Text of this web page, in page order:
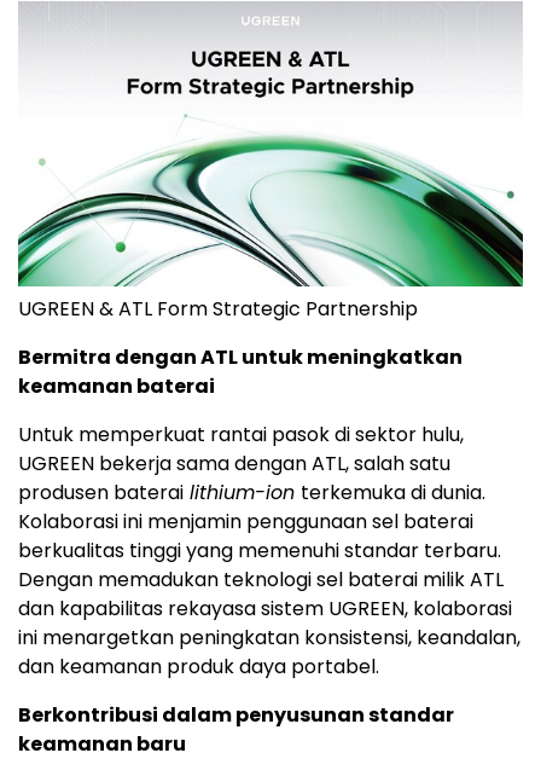
UGREEN & ATL Form Strategic Partnership
Bermitra dengan ATL untuk meningkatkan
keamanan baterai
Untuk memperkuat rantai pasok di sektor hulu,
UGREEN bekerja sama dengan ATL, salah satu
produsen baterai lithium-ion terkemuka di dunia.
Kolaborasi ini menjamin penggunaan sel baterai
berkualitas tinggi yang memenuhi standar terbaru.
Dengan memadukan teknologi sel baterai milik ATL
dan kapabilitas rekayasa sistem UGREEN, kolaborasi
ini menargetkan peningkatan konsistensi, keandalan,
dan keamanan produk daya portabel.
Berkontribusi dalam penyusunan standar
keamanan baru